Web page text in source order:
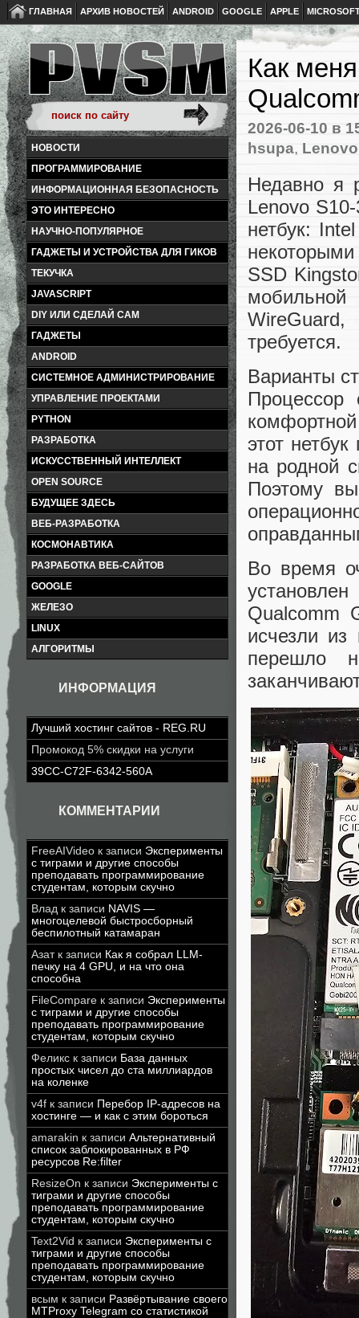
ГЛАВНАЯ АРХИВ НОВОСТЕЙ ANDROID GOOGLE APPLE
НОВОСТИ
ПРОГРАММИРОВАНИЕ
ИНФОРМАЦИОННАЯ БЕЗОПАСНОСТЬ
ЭТО ИНТЕРЕСНО
НАУЧНО-ПОПУЛЯРНОЕ
ГАДЖЕТЫ И УСТРОЙСТВА ДЛЯ ГИКОВ
ТЕКУЧКА
JAVASCRIPT
DIY ИЛИ СДЕЛАЙ САМ
ГАДЖЕТЫ
ANDROID
СИСТЕМНОЕ АДМИНИСТРИРОВАНИЕ
УПРАВЛЕНИЕ ПРОЕКТАМИ
PYTHON
РАЗРАБОТКА
ИСКУССТВЕННЫЙ ИНТЕЛЛЕКТ
OPEN SOURCE
БУДУЩЕЕ ЗДЕСЬ
ВЕБ-РАЗРАБОТКА
КОСМОНАВТИКА
РАЗРАБОТКА ВЕБ-САЙТОВ
GOOGLE
ЖЕЛЕЗО
LINUX
АЛГОРИТМЫ
ИНФОРМАЦИЯ
Лучший хостинг сайтов - REG.RU
Промокод 5% скидки на услуги
39CC-C72F-6342-560A
КОММЕНТАРИИ
FreeAIVideo к записи Эксперименты
с тиграми и другие способы
преподавать программирование
студентам, которым скучно
Влад к записи NAVIS —
многоцелевой быстросборный
беспилотный катамаран
Азатк записи Как я собрал LLM-
печку на 4 GPU, и на что она
способна
FileCompare к записи Эксперименты
с тиграми и другие способы
преподавать программирование
студентам, которым скучно
Феликс к записи База данных
простых чисел до ста миллиардов
на коленке
v4f к записи Перебор IP-адресов на
хостинге — и как с этим бороться
amarakin к записи Альтернативный
список заблокированных в РФ
ресурсов Re:filter
ResizeOn к записи Эксперименты с
тиграми и другие способы
преподавать программирование
студентам, которым скучно
Text2Vid к записи Эксперименты с
тиграми и другие способы
преподавать программирование
студентам, которым скучно
всым к записи Развёртывание своего
MTProxy Telegram со статистикой
Как
2026-06-10 в
hsupa,
Недавно я
Lenovo
нетбук:
SSD
требуется.
Варианты
этот
на родной
Поэтому
Во время
Qualcomm
исчезли из
перешло